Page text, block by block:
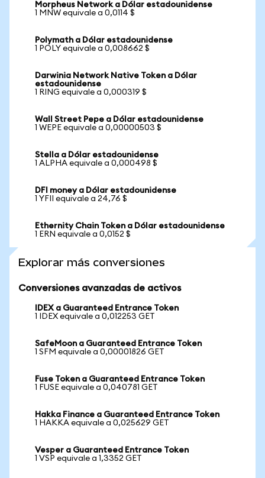
Morpheus Network a Dólar estadounidense
1 MNW equivale a 0,0114 $
Polymath a Dólar estadounidense
1 POLY equivale a 0,008662 $
Darwinia Network Native Token a Dólar
estadounidense
1 RING equivale a 0,000319 $
Wall Street Pepe a Dólar estadounidense
1 WEPE equivale a 0,00000503 $
Stella a Dólar estadounidense
1 ALPHA equivale a 0,000498 $
DFI money a Dólar estadounidense
1 YFII equivale a 24,76 $
Ethernity Chain Token a Dólar estadounidense
1 ERN equivale a 0,0152 $
Explorar más conversiones
Conversiones avanzadas de activos
IDEX a Guaranteed Entrance Token
1 IDEX equivale a 0,012253 GET
SafeMoon a Guaranteed Entrance Token
1 SFM equivale a 0,00001826 GET
Fuse Token a Guaranteed Entrance Token
1 FUSE equivale a 0,040781 GET
Hakka Finance a Guaranteed Entrance Token
1 HAKKA equivale a 0,025629 GET
Vesper a Guaranteed Entrance Token
1 VSP equivale a 1,3352 GET